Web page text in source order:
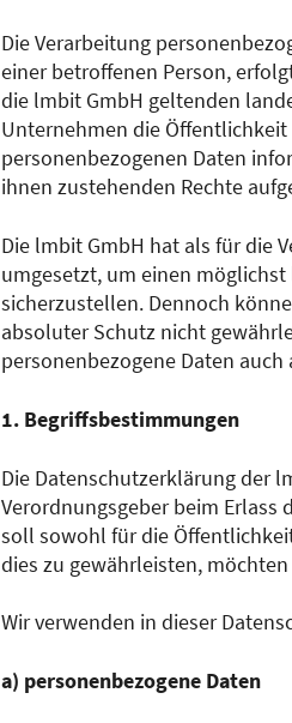
Die Verarbeitung
einer betroffenen Person,
die lmbit GmbH geltenden
Unternehmen die
personenbezogenen Daten
ihnen zustehenden Rechte
Die lmbit GmbH hat als für die
umgesetzt, um einen
sicherzustellen. Dennoch
absoluter Schutz nicht
personenbezogene Daten
1. Begriffsbestimmungen
Die Datenschutzerklärung der
Verordnungsgeber beim Erlass
soll sowohl für die
dies zu gewährleisten,
Wir verwenden in dieser
a) personenbezogene Daten